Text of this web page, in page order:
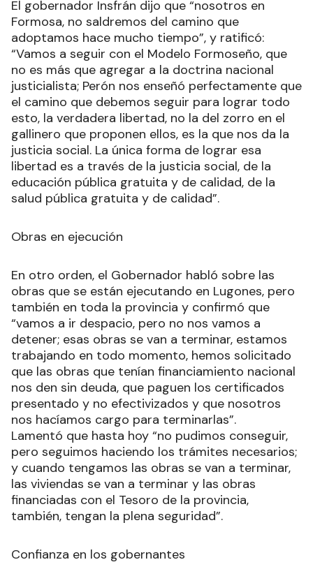
El gobernador Insfrán dijo que “nosotros en
Formosa, no saldremos del camino que
adoptamos hace mucho tiempo”, y ratificó:
“Vamos a seguir con el Modelo Formoseño, que
no es más que agregar a la doctrina nacional
justicialista; Perón nos enseñó perfectamente que
el camino que debemos seguir para lograr todo
esto, la verdadera libertad, no la del zorro en el
gallinero que proponen ellos, es la que nos da la
justicia social. La única forma de lograr esa
libertad es a través de la justicia social, de la
educación pública gratuita y de calidad, de la
salud pública gratuita y de calidad”.
Obras en ejecución
En otro orden, el Gobernador habló sobre las
obras que se están ejecutando en Lugones, pero
también en toda la provincia y confirmó que
“vamos a ir despacio, pero no nos vamos a
detener; esas obras se van a terminar, estamos
trabajando en todo momento, hemos solicitado
que las obras que tenían financiamiento nacional
nos den sin deuda, que paguen los certificados
presentado y no efectivizados y que nosotros
nos hacíamos cargo para terminarlas”.
Lamentó que hasta hoy “no pudimos conseguir,
pero seguimos haciendo los trámites necesarios;
y cuando tengamos las obras se van a terminar,
las viviendas se van a terminar y las obras
financiadas con el Tesoro de la provincia,
también, tengan la plena seguridad”.
Confianza en los gobernantes